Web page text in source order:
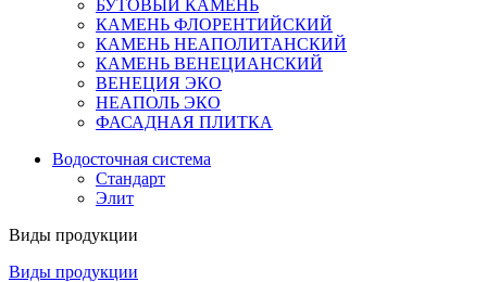
БУТОВЫЙ КАМЕНЬ
КАМЕНЬ ФЛОРЕНТИЙСКИЙ
КАМЕНЬ НЕАПОЛИТАНСКИЙ
КАМЕНЬ ВЕНЕЦИАНСКИЙ
ВЕНЕЦИЯ ЭКО
НЕАПОЛЬ ЭКО
ФАСАДНАЯ ПЛИТКА
Водосточная система
Стандарт
Элит
Виды продукции
Виды продукции